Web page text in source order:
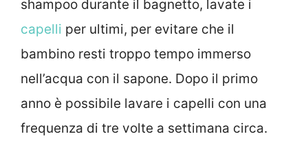
shampoo durante il bagnetto, lavate i
capelli per ultimi, per evitare che il
bambino resti troppo tempo immerso
nell’acqua con il sapone. Dopo il primo
anno è possibile lavare i capelli con una
frequenza di tre volte a settimana circa.